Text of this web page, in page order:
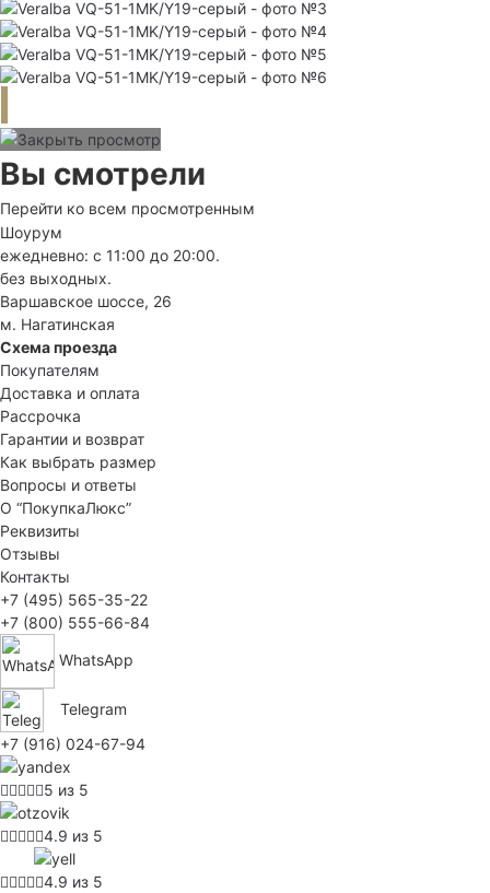
Вы смотрели
Перейти ко всем просмотренным
Шоурум
ежедневно: с 11:00 до 20:00.
без выходных.
Варшавское шоссе, 26
м. Нагатинская
Схема проезда
Покупателям
Доставка и оплата
Рассрочка
Гарантии и возврат
Как выбрать размер
Вопросы и ответы
О “ПокупкаЛюкс”
Реквизиты
Отзывы
Контакты
+7 (495) 565-35-22
+7 (800) 555-66-84
WhatsApp
Telegram
+7 (916) 024-67-94
5 из 5
4.9 из 5
4.9 из 5